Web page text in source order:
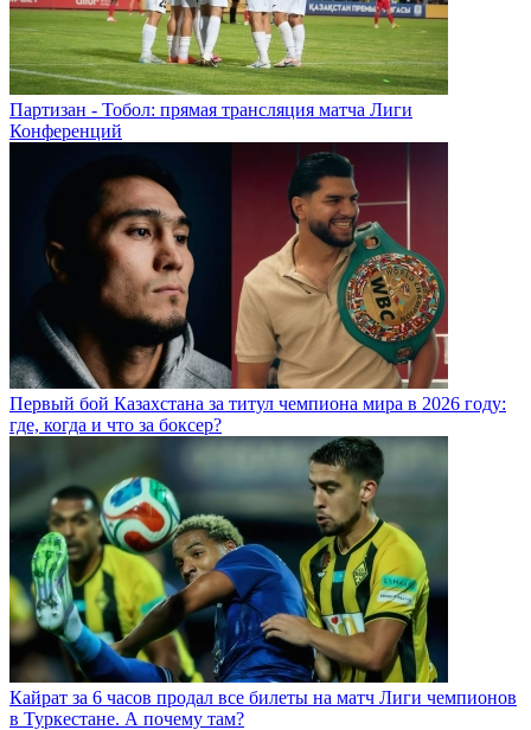
Партизан - Тобол: прямая трансляция матча Лиги
Конференций
Первый бой Казахстана за титул чемпиона мира в 2026 году:
где, когда и что за боксер?
Кайрат за 6 часов продал все билеты на матч Лиги чемпионов
в Туркестане. А почему там?